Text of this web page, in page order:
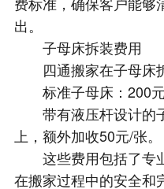
出。
子母床拆装费用
四通搬家在子母床
标准子母床：200元/
带有液压杆设计的
上，额外加收50元/张。
这些费用包括了专
在搬家过程中的安全和